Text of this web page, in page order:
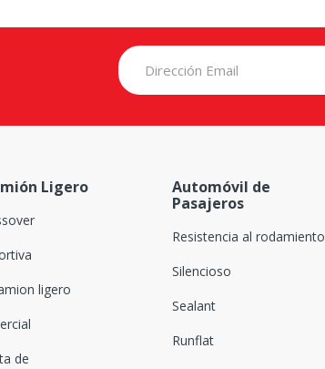
Ligero
ligero
de
Automóvil de
Pasajeros
Resistencia al rodamiento
Silencioso
Sealant
Runflat